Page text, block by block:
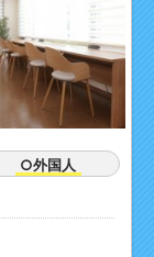
○外国人